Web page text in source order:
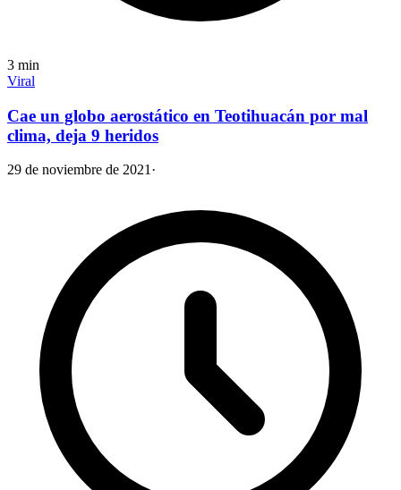
3 min
Viral
Cae un globo aerostático en Teotihuacán por mal
clima, deja 9 heridos
29 de noviembre de 2021·